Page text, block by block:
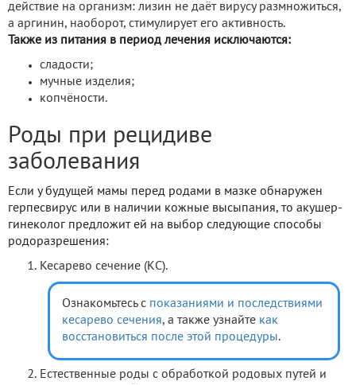
действие на организм: лизин не даёт вирусу размножиться,
а аргинин, наоборот, стимулирует его активность.
Также из питания в период лечения исключаются:
сладости;
мучные изделия;
копчёности.
Роды при рецидиве
заболевания
Если у будущей мамы перед родами в мазке обнаружен
герпесвирус или в наличии кожные высыпания, то акушер-
гинеколог предложит ей на выбор следующие способы
родоразрешения:
Кесарево сечение (КС).
Ознакомьтесь с показаниями и последствиями
кесарево сечения, а также узнайте как
восстановиться после этой процедуры.
Естественные роды с обработкой родовых путей и